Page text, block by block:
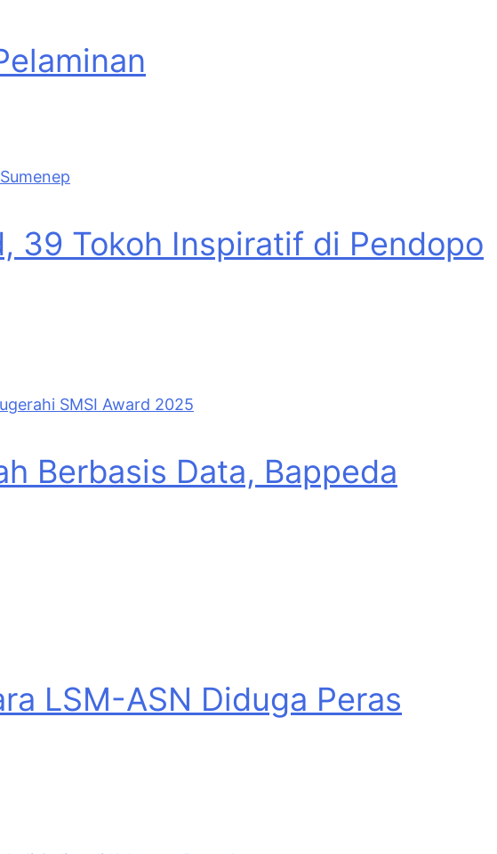
39 Tokoh Inspiratif di Pendopo
Berbasis Data, Bappeda
LSM-ASN Diduga Peras